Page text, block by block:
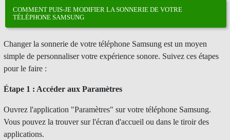
COMMENT PUIS-JE MODIFIER LA SONNERIE DE VOTRE
TÉLÉPHONE SAMSUNG
Changer la sonnerie de votre téléphone Samsung est un moyen
simple de personnaliser votre expérience sonore. Suivez ces étapes
pour le faire :
Étape 1 : Accéder aux Paramètres
Ouvrez l'application "Paramètres" sur votre téléphone Samsung.
Vous pouvez la trouver sur l'écran d'accueil ou dans le tiroir des
applications.